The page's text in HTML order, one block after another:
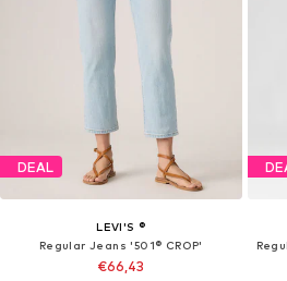
DEAL
LEVI'S ®
Regular Jeans '501® CROP'
€66,43